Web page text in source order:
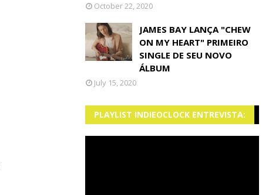
October 22, 2020
JAMES BAY LANÇA "CHEW
ON MY HEART" PRIMEIRO
SINGLE DE SEU NOVO
ÁLBUM
July 15, 2020
PLAYLIST INDIEOCLOCK ENTREVISTA: